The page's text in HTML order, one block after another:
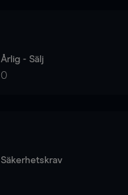
Årlig - Sälj
0
Säkerhetskrav